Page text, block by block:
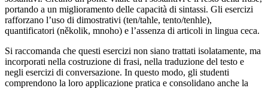
portando a un miglioramento delle capacità di sintassi. Gli esercizi
rafforzano l’uso di dimostrativi (ten/tahle, tento/tenhle),
quantificatori (několik, mnoho) e l’assenza di articoli in lingua ceca.
Si raccomanda che questi esercizi non siano trattati isolatamente, ma
incorporati nella costruzione di frasi, nella traduzione del testo e
negli esercizi di conversazione. In questo modo, gli studenti
comprendono la loro applicazione pratica e consolidano anche la